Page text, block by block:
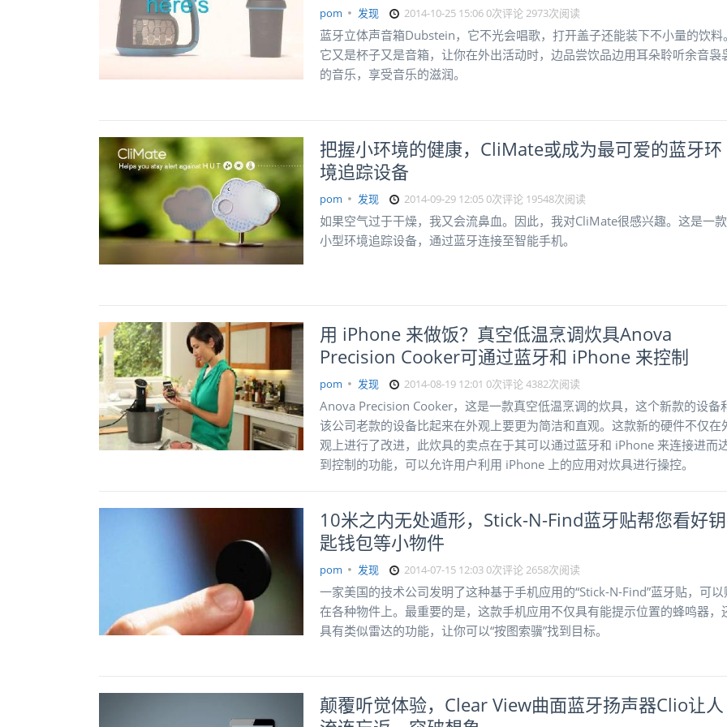
pom 发现 2014-10-25 15:060次评论2973次阅读
蓝牙立体声音箱Dubstein，它不光会唱歌，打开盖子还能装下不小量的饮料
它又是杯子又是音箱，让你在外出活动时，边品尝饮品边用耳朵聆听余音袅
的音乐，享受音乐的滋润。
把握小环境的健康，CliMate或成为最可爱的蓝牙环
境追踪设备
pom 发现 2014-09-29 12:050次评论 19548次阅读
如果空气过于干燥，我又会流鼻血。因此，我对CliMate很感兴趣。这是一款
小型环境追踪设备，通过蓝牙连接至智能手机。
用 iPhone 来做饭？真空低温烹调炊具Anova
Precision Cooker可通过蓝牙和 iPhone 来控制
pom 发现 2014-08-19 12:01 0次评论4382次阅读
Anova Precision Cooker，这是一款真空低温烹调的炊具，这个新款的设备
该公司老款的设备比起来在外观上要更为简洁和直观。这款新的硬件不仅在
观上进行了改进，此炊具的卖点在于其可以通过蓝牙和 iPhone 来连接进而
到控制的功能，可以允许用户利用 iPhone 上的应用对炊具进行操控。
10米之内无处遁形，Stick-N-Find蓝牙贴帮您看好钥
匙钱包等小物件
pom 发现 2014-07-15 12:030次评论2658次阅读
一家美国的技术公司发明了这种基于手机应用的“Stick-N-Find”蓝牙贴，可以
在各种物件上。最重要的是，这款手机应用不仅具有能提示位置的蜂鸣器，
具有类似雷达的功能，让你可以“按图索骥”找到目标。
颠覆听觉体验，Clear View曲面蓝牙扬声器Clio让人